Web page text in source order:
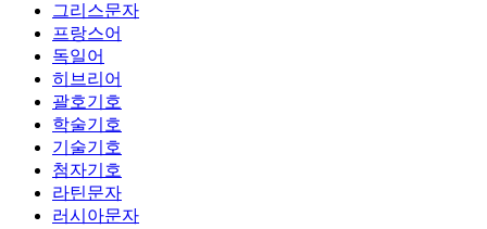
그리스문자
프랑스어
독일어
히브리어
괄호기호
학술기호
기술기호
첨자기호
라틴문자
러시아문자